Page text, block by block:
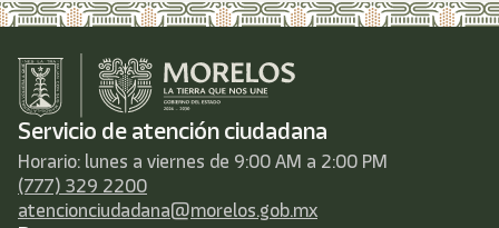
Servicio de atención ciudadana
Horario: lunes a viernes de 9:00 AM a 2:00 PM
(777) 329 2200
atencionciudadana@morelos.gob.mx